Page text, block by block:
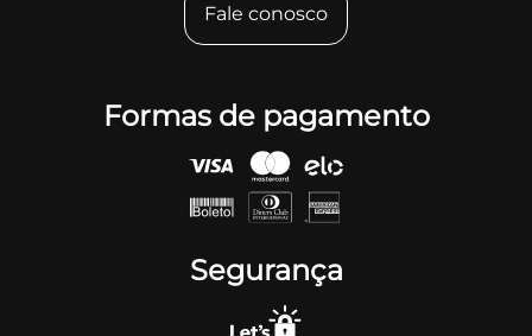
Fale conosco
Formas de pagamento
Segurança